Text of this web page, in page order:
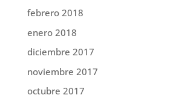
febrero 2018
enero 2018
diciembre 2017
noviembre 2017
octubre 2017